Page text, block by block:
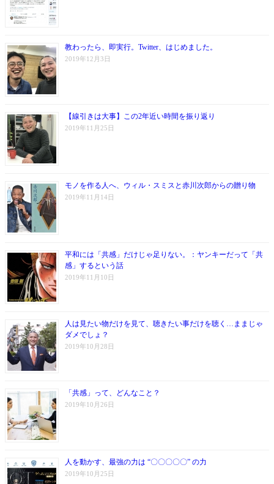
教わったら、即実行。Twitter、はじめました。
2019年12月3日
【線引きは大事】この2年近い時間を振り返り
2019年11月25日
モノを作る人へ、ウィル・スミスと赤川次郎からの贈り物
2019年11月14日
平和には「共感」だけじゃ足りない。：ヤンキーだって「共
感」するという話
2019年11月10日
人は見たい物だけを見て、聴きたい事だけを聴く…ままじゃ
ダメでしょ？
2019年10月28日
「共感」って、どんなこと？
2019年10月26日
人を動かす、最強の力は “〇〇〇〇〇” の力
2019年10月25日